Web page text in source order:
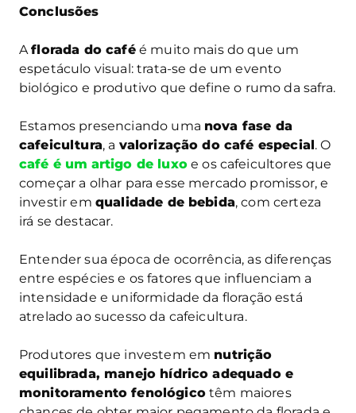
Conclusões
Aflorada do caféé muito mais do que um
espetáculo visual: trata-se de um evento
biológico e produtivo que define o rumo da safra.
Estamos presenciando uma nova fase da
cafeicultura, a valorização do café especial. O
café é um artigo de luxoe os cafeicultores que
começar a olhar para esse mercado promissor, e
investir em qualidade de bebida, com certeza
irá se destacar.
Entender sua época de ocorrência, as diferenças
entre espécies e os fatores que influenciam a
intensidade e uniformidade da floração está
atrelado ao sucesso da cafeicultura.
Produtores que investem em nutrição
equilibrada, manejo hídrico adequado e
monitoramento fenológicotêm maiores